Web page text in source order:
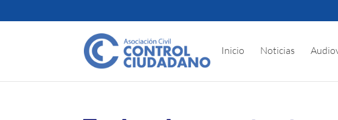
Inicio Noticias